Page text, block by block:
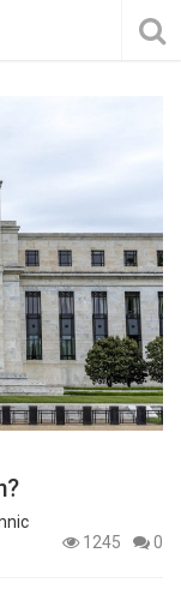
1245
0